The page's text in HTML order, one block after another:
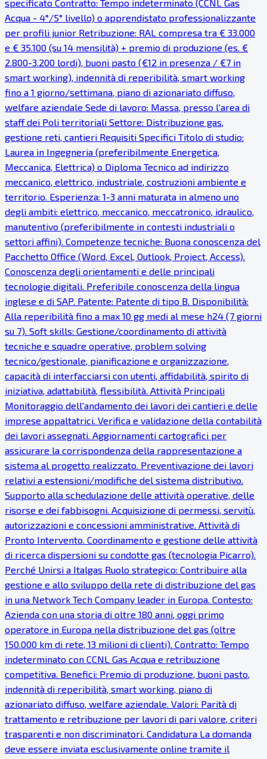
specificato Contratto: Tempo indeterminato (CCNL Gas
Acqua - 4°/5° livello) o apprendistato professionalizzante
per profili junior Retribuzione: RAL compresa tra € 33.000
e € 35.100 (su 14 mensilità) + premio di produzione (es. €
2.800-3.200 lordi), buoni pasto (€12 in presenza / €7 in
smart working), indennità di reperibilità, smart working
fino a 1 giorno/settimana, piano di azionariato diffuso,
welfare aziendale Sede di lavoro: Massa, presso l'area di
staff dei Poli territoriali Settore: Distribuzione gas,
gestione reti, cantieri Requisiti Specifici Titolo di studio:
Laurea in Ingegneria (preferibilmente Energetica,
Meccanica, Elettrica) o Diploma Tecnico ad indirizzo
meccanico, elettrico, industriale, costruzioni ambiente e
territorio. Esperienza: 1-3 anni maturata in almeno uno
degli ambiti: elettrico, meccanico, meccatronico, idraulico,
manutentivo (preferibilmente in contesti industriali o
settori affini). Competenze tecniche: Buona conoscenza del
Pacchetto Office (Word, Excel, Outlook, Project, Access).
Conoscenza degli orientamenti e delle principali
tecnologie digitali. Preferibile conoscenza della lingua
inglese e di SAP. Patente: Patente di tipo B. Disponibilità:
Alla reperibilità fino a max 10 gg medi al mese h24 (7 giorni
su 7). Soft skills: Gestione/coordinamento di attività
tecniche e squadre operative, problem solving
tecnico/gestionale, pianificazione e organizzazione,
capacità di interfacciarsi con utenti, affidabilità, spirito di
iniziativa, adattabilità, flessibilità. Attività Principali
Monitoraggio dell'andamento dei lavori dei cantieri e delle
imprese appaltatrici. Verifica e validazione della contabilità
dei lavori assegnati. Aggiornamenti cartografici per
assicurare la corrispondenza della rappresentazione a
sistema al progetto realizzato. Preventivazione dei lavori
relativi a estensioni/modifiche del sistema distributivo.
Supporto alla schedulazione delle attività operative, delle
risorse e dei fabbisogni. Acquisizione di permessi, servitù,
autorizzazioni e concessioni amministrative. Attività di
Pronto Intervento. Coordinamento e gestione delle attività
di ricerca dispersioni su condotte gas (tecnologia Picarro).
Perché Unirsi a Italgas Ruolo strategico: Contribuire alla
gestione e allo sviluppo della rete di distribuzione del gas
in una Network Tech Company leader in Europa. Contesto:
Azienda con una storia di oltre 180 anni, oggi primo
operatore in Europa nella distribuzione del gas (oltre
150.000 km di rete, 13 milioni di clienti). Contratto: Tempo
indeterminato con CCNL Gas Acqua e retribuzione
competitiva. Benefici: Premio di produzione, buoni pasto,
indennità di reperibilità, smart working, piano di
azionariato diffuso, welfare aziendale. Valori: Parità di
trattamento e retribuzione per lavori di pari valore, criteri
trasparenti e non discriminatori. Candidatura La domanda
deve essere inviata esclusivamente online tramite il